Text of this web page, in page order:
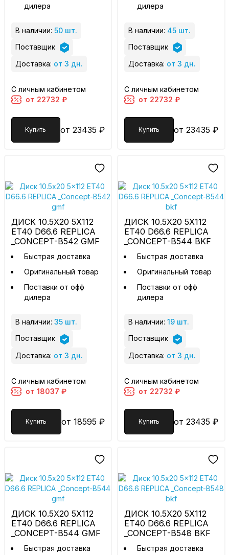
дилера
В наличии: 50 шт.
Поставщик
Доставка: от 3 дн.
С личным кабинетом
от 22732 ₽
Купить от 23435 ₽
дилера
В наличии: 45 шт.
Поставщик
Доставка: от 3 дн.
С личным кабинетом
от 22732 ₽
Купить от 23435 ₽
ДИСК 10.5X20 5X112
ET40 D66.6 REPLICA
_CONCEPT-B542 GMF
Быстрая доставка
Оригинальный товар
Поставки от офф
дилера
В наличии: 35 шт.
Поставщик
Доставка: от 3 дн.
С личным кабинетом
от 18037 ₽
Купить от 18595 ₽
ДИСК 10.5X20 5X112
ET40 D66.6 REPLICA
_CONCEPT-B544 BKF
Быстрая доставка
Оригинальный товар
Поставки от офф
дилера
В наличии: 19 шт.
Поставщик
Доставка: от 3 дн.
С личным кабинетом
от 22732 ₽
Купить от 23435 ₽
ДИСК 10.5X20 5X112
ET40 D66.6 REPLICA
_CONCEPT-B544 GMF
Быстрая доставка
ДИСК 10.5X20 5X112
ET40 D66.6 REPLICA
_CONCEPT-B548 BKF
Быстрая доставка